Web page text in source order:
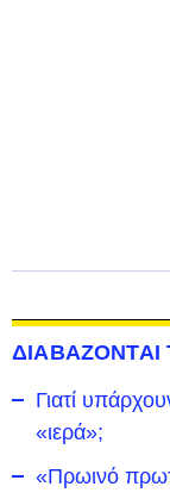
ΔΙΑΒΑΖΟΝΤΑΙ
Γιατί
«ιερά»;
«Πρωινό